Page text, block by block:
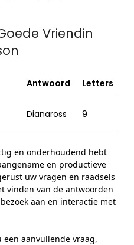
Vriendin
Antwoord Letters
Dianaross 9
en onderhoudend hebt
en productieve
uw vragen en raadsels
vinden van de antwoorden
aan en interactie met
aanvullende vraag,